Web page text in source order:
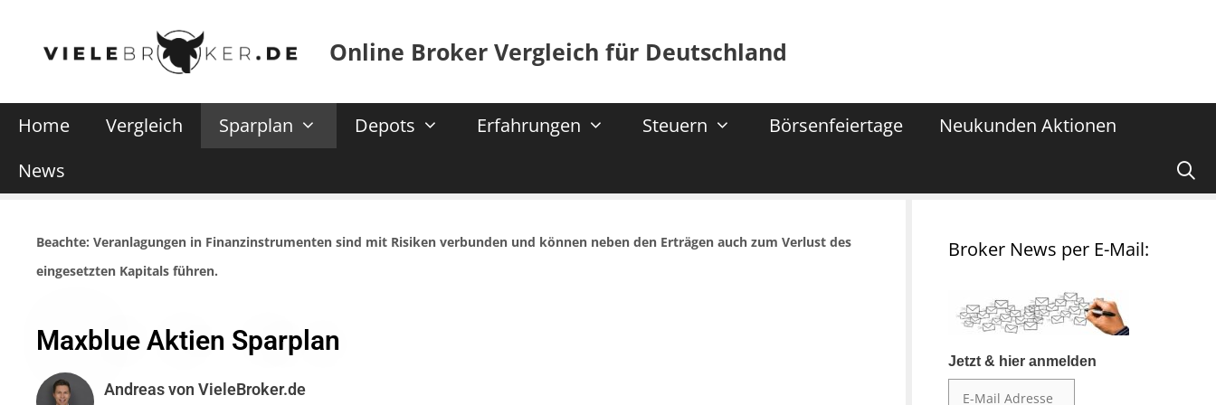
Online Broker Vergleich für Deutschland
Home Vergleich Sparplan Depots Erfahrungen Steuern Börsenfeiertage
Neukunden Aktionen
News
Beachte: Veranlagungen in Finanzinstrumenten sind mit Risiken verbunden und können neben den Erträgen auch zum Verlust des
eingesetzten Kapitals führen.
Maxblue Aktien Sparplan
Andreas von VieleBroker.de
Broker News per E-Mail:
Jetzt & hier anmelden